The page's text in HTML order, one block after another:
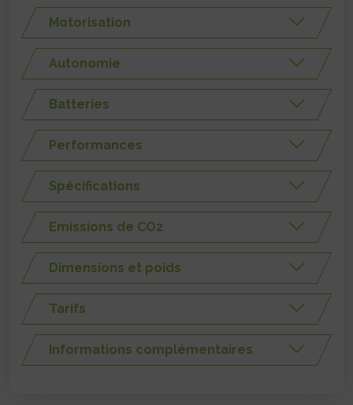
Motorisation
Autonomie
Batteries
Performances
Spécifications
Emissions de CO2
Dimensions et poids
Tarifs
Informations complémentaires